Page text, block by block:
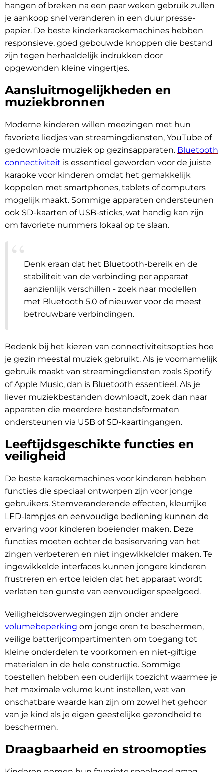
hangen of breken na een paar weken gebruik zullen
je aankoop snel veranderen in een duur presse-
papier. De beste kinderkaraokemachines hebben
responsieve, goed gebouwde knoppen die bestand
zijn tegen herhaaldelijk indrukken door
opgewonden kleine vingertjes.
Aansluitmogelijkheden en
muziekbronnen
Moderne kinderen willen meezingen met hun
favoriete liedjes van streamingdiensten, YouTube of
gedownloade muziek op gezinsapparaten. Bluetooth
connectiviteit is essentieel geworden voor de juiste
karaoke voor kinderen omdat het gemakkelijk
koppelen met smartphones, tablets of computers
mogelijk maakt. Sommige apparaten ondersteunen
ook SD-kaarten of USB-sticks, wat handig kan zijn
om favoriete nummers lokaal op te slaan.
Denk eraan dat het Bluetooth-bereik en de
stabiliteit van de verbinding per apparaat
aanzienlijk verschillen - zoek naar modellen
met Bluetooth 5.0 of nieuwer voor de meest
betrouwbare verbindingen.
Bedenk bij het kiezen van connectiviteitsopties hoe
je gezin meestal muziek gebruikt. Als je voornamelijk
gebruik maakt van streamingdiensten zoals Spotify
of Apple Music, dan is Bluetooth essentieel. Als je
liever muziekbestanden downloadt, zoek dan naar
apparaten die meerdere bestandsformaten
ondersteunen via USB of SD-kaartingangen.
Leeftijdsgeschikte functies en
veiligheid
De beste karaokemachines voor kinderen hebben
functies die speciaal ontworpen zijn voor jonge
gebruikers. Stemveranderende effecten, kleurrijke
LED-lampjes en eenvoudige bediening kunnen de
ervaring voor kinderen boeiender maken. Deze
functies moeten echter de basiservaring van het
zingen verbeteren en niet ingewikkelder maken. Te
ingewikkelde interfaces kunnen jongere kinderen
frustreren en ertoe leiden dat het apparaat wordt
verlaten ten gunste van eenvoudiger speelgoed.
Veiligheidsoverwegingen zijn onder andere
volumebeperking om jonge oren te beschermen,
veilige batterijcompartimenten om toegang tot
kleine onderdelen te voorkomen en niet-giftige
materialen in de hele constructie. Sommige
toestellen hebben een ouderlijk toezicht waarmee je
het maximale volume kunt instellen, wat van
onschatbare waarde kan zijn om zowel het gehoor
van je kind als je eigen geestelijke gezondheid te
beschermen.
Draagbaarheid en stroomopties